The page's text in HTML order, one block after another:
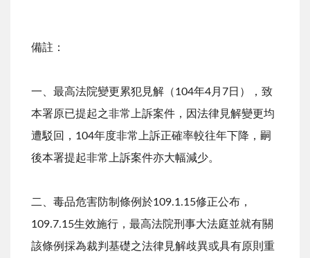
備註：
一、最高法院變更累犯見解（104年4月7日），致
本署原已提起之非常上訴案件，因法律見解變更均
遭駁回，104年度非常上訴正確率較往年下降，嗣
後本署提起非常上訴案件亦大幅減少。
二、毒品危害防制條例於109.1.15修正公布，
109.7.15生效施行，最高法院刑事大法庭並就有關
該條例採為裁判基礎之法律見解歧異或具有原則重